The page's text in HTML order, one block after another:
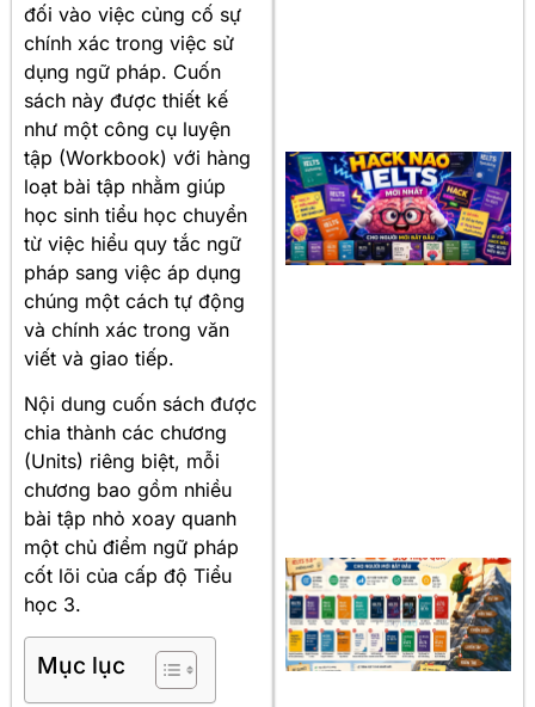
đối vào việc củng cố sự
chính xác trong việc sử
dụng ngữ pháp. Cuốn
sách này được thiết kế
như một công cụ luyện
tập (Workbook) với hàng
loạt bài tập nhằm giúp
học sinh tiểu học chuyển
từ việc hiểu quy tắc ngữ
pháp sang việc áp dụng
chúng một cách tự động
và chính xác trong văn
viết và giao tiếp.
Nội dung cuốn sách được
chia thành các chương
(Units) riêng biệt, mỗi
chương bao gồm nhiều
bài tập nhỏ xoay quanh
một chủ điểm ngữ pháp
cốt lõi của cấp độ Tiểu
học 3.
Mục lục